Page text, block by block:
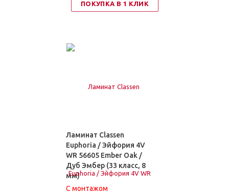
ПОКУПКА В 1 КЛИК
Ламинат Classen
Euphoria / Эйфория 4V
WR 56605 Ember Oak /
Дуб Эмбер (33 класс, 8
мм)
C монтажом